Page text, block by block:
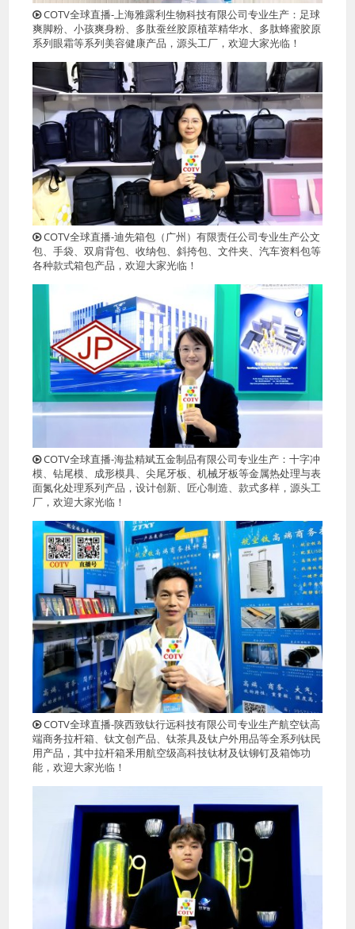
COTV全球直播-上海雅露利生物科技有限公司专业生产：足球
爽脚粉、小孩爽身粉、多肽蚕丝胶原植萃精华水、多肽蜂蜜胶原
系列眼霜等系列美容健康产品，源头工厂，欢迎大家光临！
COTV全球直播-迪先箱包（广州）有限责任公司专业生产公文
包、手袋、双肩背包、收纳包、斜挎包、文件夹、汽车资料包等
各种款式箱包产品，欢迎大家光临！
COTV全球直播-海盐精斌五金制品有限公司专业生产：十字冲
模、钻尾模、成形模具、尖尾牙板、机械牙板等金属热处理与表
面氮化处理系列产品，设计创新、匠心制造、款式多样，源头工
厂，欢迎大家光临！
COTV全球直播-陕西致钛行远科技有限公司专业生产航空钛高
端商务拉杆箱、钛文创产品、钛茶具及钛户外用品等全系列钛民
用产品，其中拉杆箱釆用航空级高科技钛材及钛铆钉及箱饰功
能，欢迎大家光临！